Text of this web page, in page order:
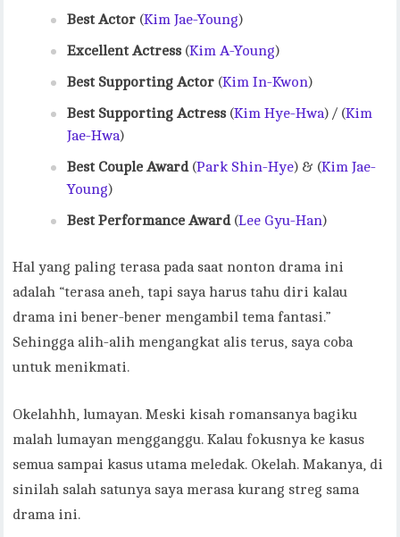
Best Actor (Kim Jae-Young)
Excellent Actress (Kim A-Young)
Best Supporting Actor (Kim In-Kwon)
Best Supporting Actress (Kim Hye-Hwa) / (Kim
Jae-Hwa)
Best Couple Award(Park Shin-Hye) & (Kim Jae-
Young)
Best Performance Award(Lee Gyu-Han)
Hal yang paling terasa pada saat nonton drama ini
adalah “terasa aneh, tapi saya harus tahu diri kalau
drama ini bener-bener mengambil tema fantasi.”
Sehingga alih-alih mengangkat alis terus, saya coba
untuk menikmati.
Okelahhh, lumayan. Meski kisah romansanya bagiku
malah lumayan mengganggu. Kalau fokusnya ke kasus
semua sampai kasus utama meledak. Okelah. Makanya, di
sinilah salah satunya saya merasa kurang streg sama
drama ini.